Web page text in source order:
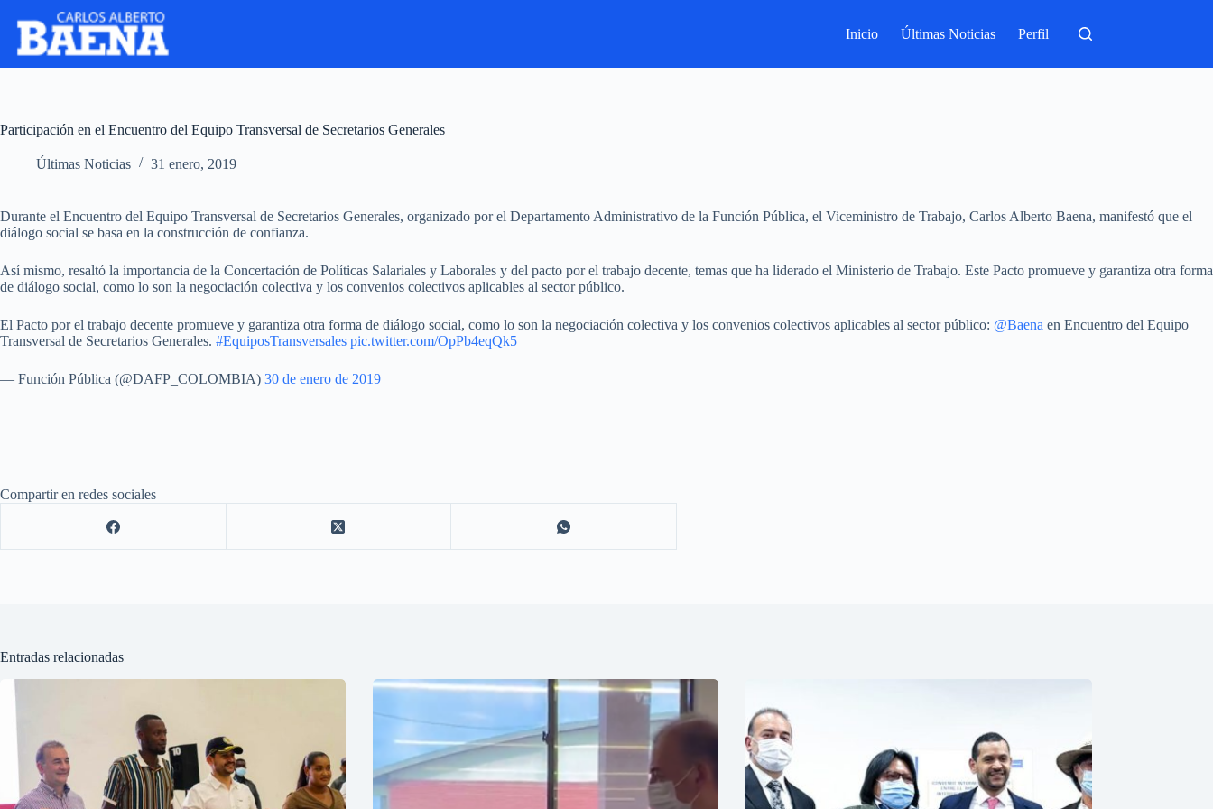
Inicio Últimas Noticias Perfil
Participación en el Encuentro del Equipo Transversal de Secretarios Generales
Últimas Noticias 31 enero, 2019
Durante el Encuentro del Equipo Transversal de Secretarios Generales, organizado por el Departamento Administrativo de la Función Pública, el Viceministro de Trabajo, Carlos Alberto Baena, manifestó que el
diálogo social se basa en la construcción de confianza.
Así mismo, resaltó la importancia de la Concertación de Políticas Salariales y Laborales y del pacto por el trabajo decente, temas que ha liderado el Ministerio de Trabajo. Este Pacto promueve y garantiza otra forma
de diálogo social, como lo son la negociación colectiva y los convenios colectivos aplicables al sector público.
El Pacto por el trabajo decente promueve y garantiza otra forma de diálogo social, como lo son la negociación colectiva y los convenios colectivos aplicables al sector público: @Baena en Encuentro del Equipo
Transversal de Secretarios Generales. #EquiposTransversales pic.twitter.com/OpPb4eqQk5
— Función Pública (@DAFP_COLOMBIA) 30 de enero de 2019
Compartir en redes sociales
Entradas relacionadas